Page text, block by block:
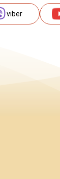
viber